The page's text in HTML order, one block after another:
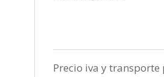
Precio iva y